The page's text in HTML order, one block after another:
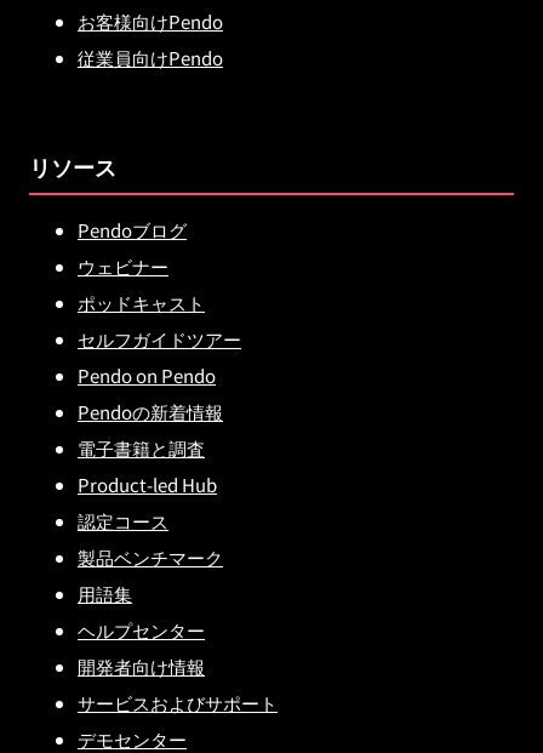
お客様向けPendo
従業員向けPendo
リソース
Pendoブログ
ウェビナー
ポッドキャスト
セルフガイドツアー
Pendo on Pendo
Pendoの新着情報
電子書籍と調査
Product-led Hub
認定コース
製品ベンチマーク
用語集
ヘルプセンター
開発者向け情報
サービスおよびサポート
デモセンター